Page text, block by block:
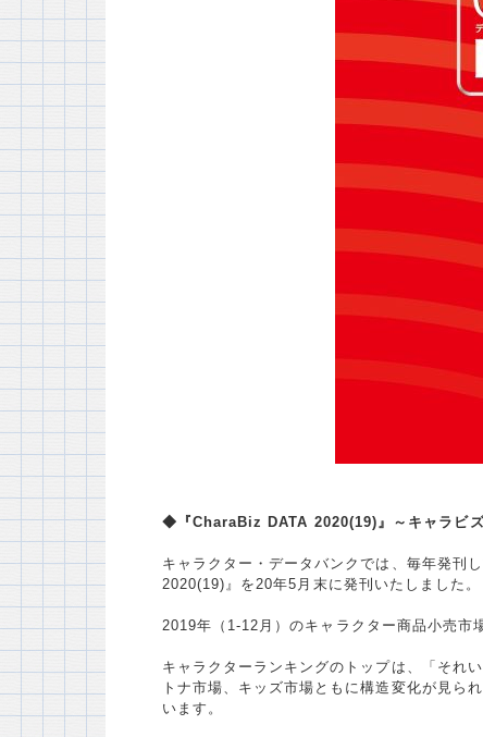
◆『CharaBiz DATA 2020(19)』～キャラビ
キャラクター・データバンクでは、毎年発刊
2020(19)』を20年5月末に発刊いたしました。
2019年（1-12月）のキャラクター商品小売市
キャラクターランキングのトップは、「それ
トナ市場、キッズ市場ともに構造変化が見ら
います。